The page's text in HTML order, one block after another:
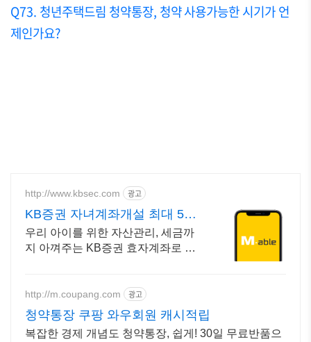
Q73. 청년주택드림 청약통장, 청약 사용가능한 시기가 언
제인가요?
http://www.kbsec.com 광고
KB증권 자녀계좌개설 최대 5만
원 주식쿠폰
우리 아이를 위한 자산관리, 세금까
지 아껴주는 KB증권 효자계좌로 시
http://m.coupang.com 광고
청약통장 쿠팡 와우회원 캐시적립
복잡한 경제 개념도 청약통장, 쉽게! 30일 무료반품으